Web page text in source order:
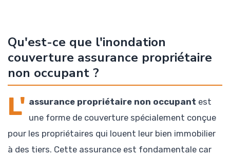
Qu'est-ce que l'inondation
couverture assurance propriétaire
non occupant ?
L' assurance propriétaire non occupant est
une forme de couverture spécialement conçue
pour les propriétaires qui louent leur bien immobilier
à des tiers. Cette assurance est fondamentale car